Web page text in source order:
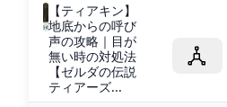
【ティアキン】
地底からの呼び
声の攻略｜目が
無い時の対処法
【ゼルダの伝説
ティアーズ...